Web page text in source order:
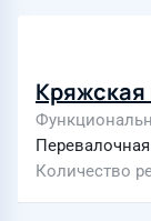
Кряжская
Перевалочная
Количество